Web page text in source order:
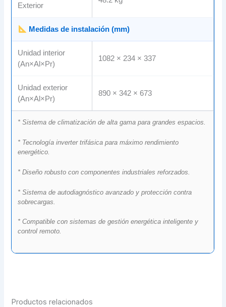
Exterior
Medidas de instalación (mm)
Unidad interior
(An×Al×Pr)
1082 × 234 × 337
Unidad exterior
(An×Al×Pr)
890 × 342 × 673
* Sistema de climatización de alta gama para grandes espacios.
* Tecnología inverter trifásica para máximo rendimiento
energético.
* Diseño robusto con componentes industriales reforzados.
* Sistema de autodiagnóstico avanzado y protección contra
sobrecargas.
* Compatible con sistemas de gestión energética inteligente y
control remoto.
Productos relacionados